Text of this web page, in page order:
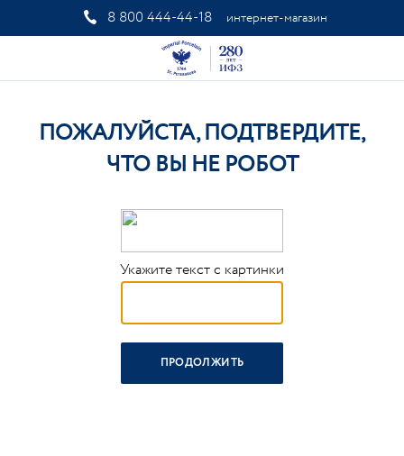
8 800 444-44-18 интернет-магазин
ПОЖАЛУЙСТА, ПОДТВЕРДИТЕ,
ЧТО ВЫ НЕ РОБОТ
Укажите текст с картинки
ПРОДОЛЖИТЬ